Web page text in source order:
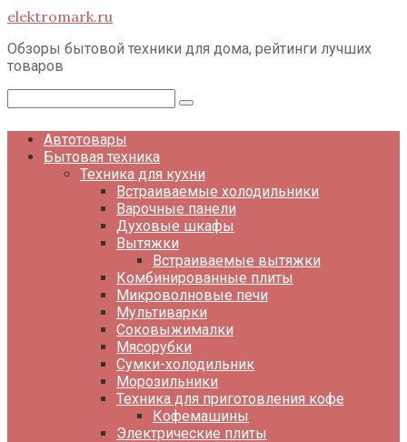
Перейти
контенту
elektromark.ru
Обзоры бытовой техники для дома, рейтинги лучших
товаров
Автотовары
Бытовая техника
Техника для кухни
Встраиваемые холодильники
Варочные панели
Духовые шкафы
Вытяжки
Встраиваемые вытяжки
Комбинированные плиты
Микроволновые печи
Мультиварки
Соковыжималки
Мясорубки
Сумки-холодильник
Морозильники
Техника для приготовления кофе
Кофемашины
Электрические плиты